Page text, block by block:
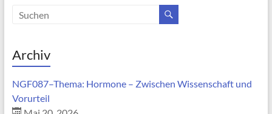
Archiv
NGF087–Thema: Hormone – Zwischen Wissenschaft und
Vorurteil